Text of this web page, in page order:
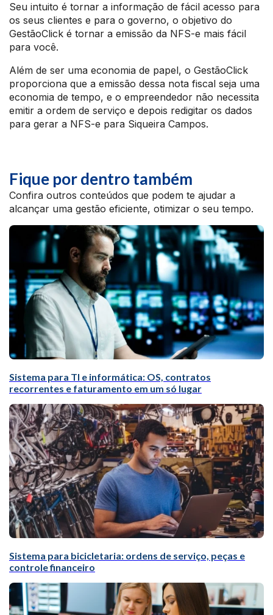
Seu intuito é tornar a informação de fácil acesso para
os seus clientes e para o governo, o objetivo do
GestãoClick é tornar a emissão da NFS-e mais fácil
para você.
Além de ser uma economia de papel, o GestãoClick
proporciona que a emissão dessa nota fiscal seja uma
economia de tempo, e o empreendedor não necessita
emitir a ordem de serviço e depois redigitar os dados
para gerar a NFS-e para Siqueira Campos.
Fique por dentro também
Confira outros conteúdos que podem te ajudar a
alcançar uma gestão eficiente, otimizar o seu tempo.
Sistema para TI e informática: OS, contratos
recorrentes e faturamento em um só lugar
Sistema para bicicletaria: ordens de serviço, peças e
controle financeiro